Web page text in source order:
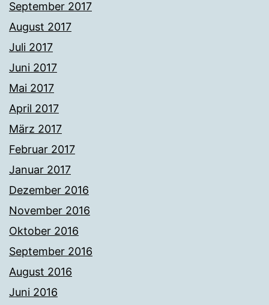
September 2017
August 2017
Juli 2017
Juni 2017
Mai 2017
April 2017
März 2017
Februar 2017
Januar 2017
Dezember 2016
November 2016
Oktober 2016
September 2016
August 2016
Juni 2016